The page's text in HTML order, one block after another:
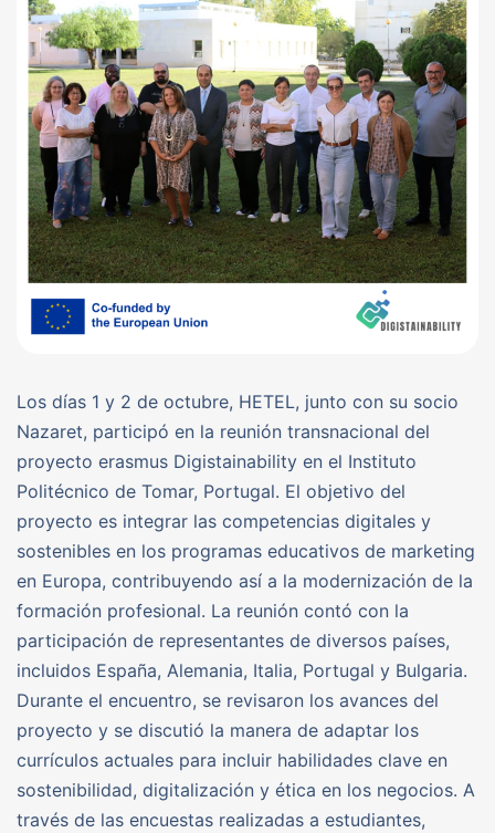
Los días 1 y 2 de octubre, HETEL, junto con su socio
Nazaret, participó en la reunión transnacional del
proyecto erasmus Digistainability en el Instituto
Politécnico de Tomar, Portugal. El objetivo del
proyecto es integrar las competencias digitales y
sostenibles en los programas educativos de marketing
en Europa, contribuyendo así a la modernización de la
formación profesional. La reunión contó con la
participación de representantes de diversos países,
incluidos España, Alemania, Italia, Portugal y Bulgaria.
Durante el encuentro, se revisaron los avances del
proyecto y se discutió la manera de adaptar los
currículos actuales para incluir habilidades clave en
sostenibilidad, digitalización y ética en los negocios. A
través de las encuestas realizadas a estudiantes,